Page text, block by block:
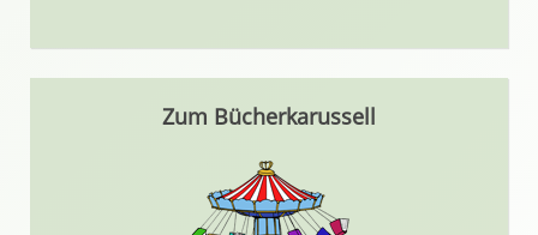
Zum Bücherkarussell